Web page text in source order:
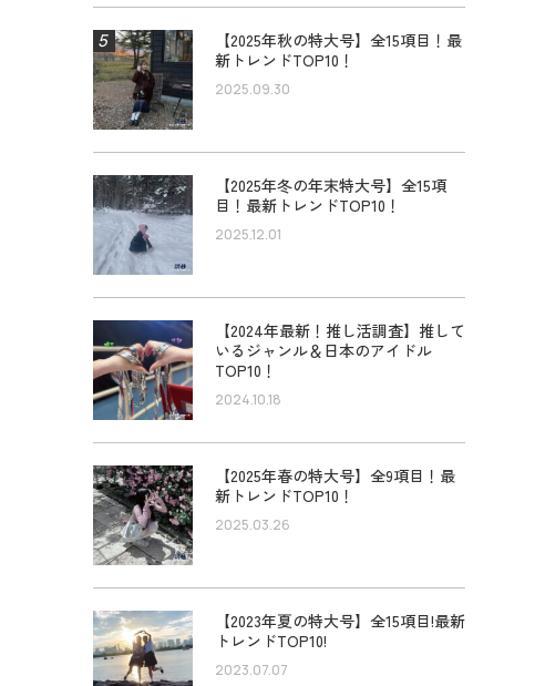
【2025年秋の特大号】全15項目！最
新トレンドTOP10！
2025.09.30
【2025年冬の年末特大号】全15項
目！最新トレンドTOP10！
2025.12.01
【2024年最新！推し活調査】推して
いるジャンル＆日本のアイドル
TOP10！
2024.10.18
【2025年春の特大号】全9項目！最
新トレンドTOP10！
2025.03.26
【2023年夏の特大号】全15項目!最新
トレンドTOP10!
2023.07.07